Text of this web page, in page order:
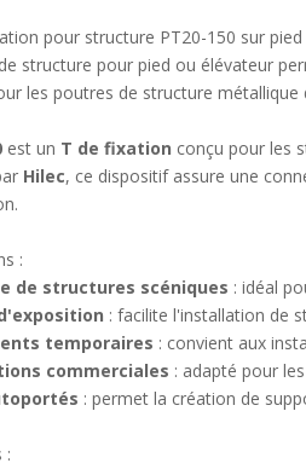
pour structure PT20-150 sur pied
structure pour pied ou élévateur
les poutres de structure
est un T de fixation conçu pour les
Hilec, ce dispositif assure une
:
de structures scéniques : idéal
: facilite l'installation de
temporaires : convient aux
commerciales : adapté pour
: permet la création de
: